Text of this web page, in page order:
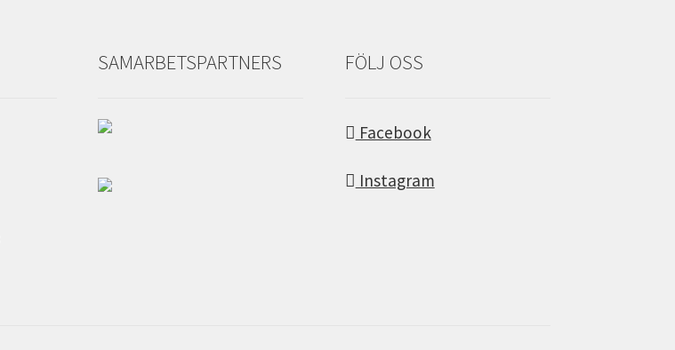
SAMARBETSPARTNERS FÖLJ OSS
Facebook
Instagram